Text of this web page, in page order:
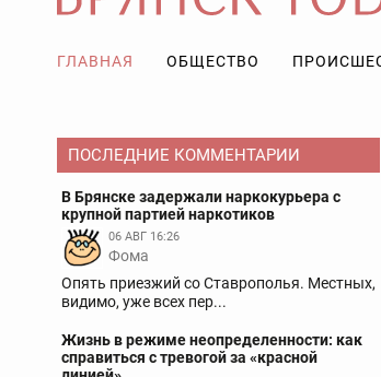
ГЛАВНАЯ ОБЩЕСТВО
ПОСЛЕДНИЕ КОММЕНТАРИИ
В Брянске задержали наркокурьера с
крупной партией наркотиков
06 АВГ 16:26
Фома
Опять приезжий со Ставрополья. Местных,
видимо, уже всех пер...
Жизнь в режиме неопределенности: как
справиться с тревогой за «красной